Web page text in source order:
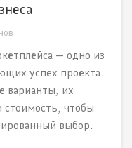
— одно из
успех проекта.
варианты, их
стоимость, чтобы
выбор.